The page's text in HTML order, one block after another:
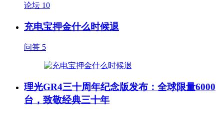
论坛 10
充电宝押金什么时候退
问答 5
理光GR4三十周年纪念版发布：全球限量6000
台，致敬经典三十年